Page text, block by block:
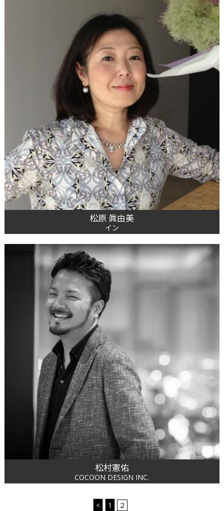
松原 眞由美
イン
松村憲佑
COCOON DESIGN INC.
< 1 2